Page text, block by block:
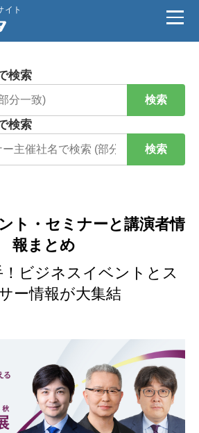
イト
検索
検索
検索
検索
ト・セミナーと講演者情
報まとめ
ビジネスイベントとス
ー情報が大集結